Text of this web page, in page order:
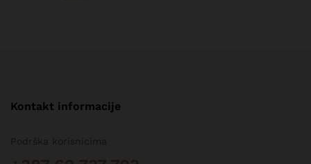
Kontakt informacije